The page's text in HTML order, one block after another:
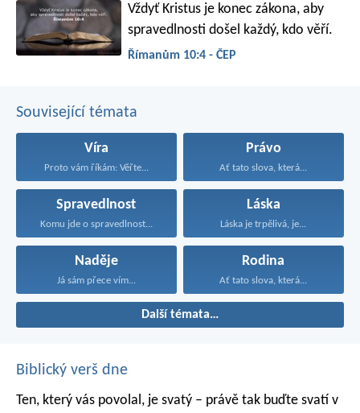
Vždyť Kristus je konec zákona, aby
spravedlnosti došel každý, kdo věří.
Římanům 10:4 - ČEP
Související témata
Víra
Proto vám říkám: Věřte...
Právo
Ať tato slova, která...
Spravedlnost
Komu jde o spravedlnost...
Láska
Láska je trpělivá, je...
Naděje
Já sám přece vím...
Rodina
Ať tato slova, která...
Další témata…
Biblický verš dne
Ten, který vás povolal, je svatý – právě tak buďte svatí v